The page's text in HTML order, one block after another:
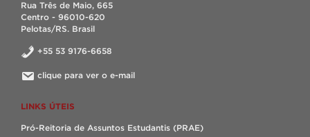
Rua Três de Maio, 665
Centro - 96010-620
Pelotas/RS. Brasil
+55 53 9176-6658
clique para ver o e-mail
LINKS ÚTEIS
Pró-Reitoria de Assuntos Estudantis (PRAE)